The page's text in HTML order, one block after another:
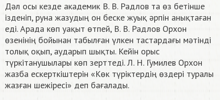
Дәл осы кезде академик В. В. Радлов та өз бетінше
ізденіп, руна жазудың он беске жуық әрпін анықтаған
еді. Арада көп уақыт өтпей, В. В. Радлов Орхон
өзенінің бойынан табылған үлкен тастардағы мәтінді
толық оқып, аударып шықты. Кейін орыс
түркітанушылары көп зерттеді. Л. Н. Гумилев Орхон
жазба ескерткіштерін «Көк түріктердің өздері туралы
жазған шежіресі» деп бағалады.